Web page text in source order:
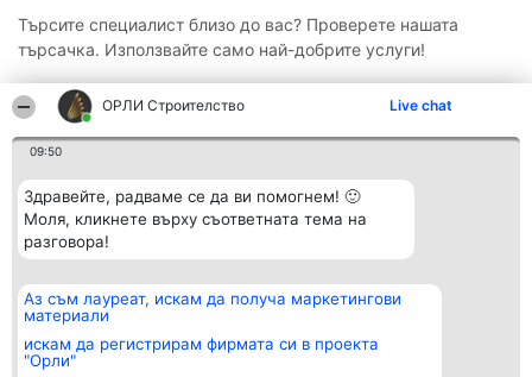
ОРЛИ Строителство Live chat
09:50
Здравейте, радваме се да ви помогнем! 🙂
Моля, кликнете върху съответната тема на
разговора!
Аз съм лауреат, искам да получа маркетингови
материали
искам да регистрирам фирмата си в проекта
"Орли"
Търсите специалист близо до вас? Проверете нашата
търсачка. Използвайте само най-добрите услуги!
Организатор на
класиране
BulevardulAleea Timișul De
Sus Nr. 2, Bl. A30, Sc. A, Et.
Класация
всички
Контакти